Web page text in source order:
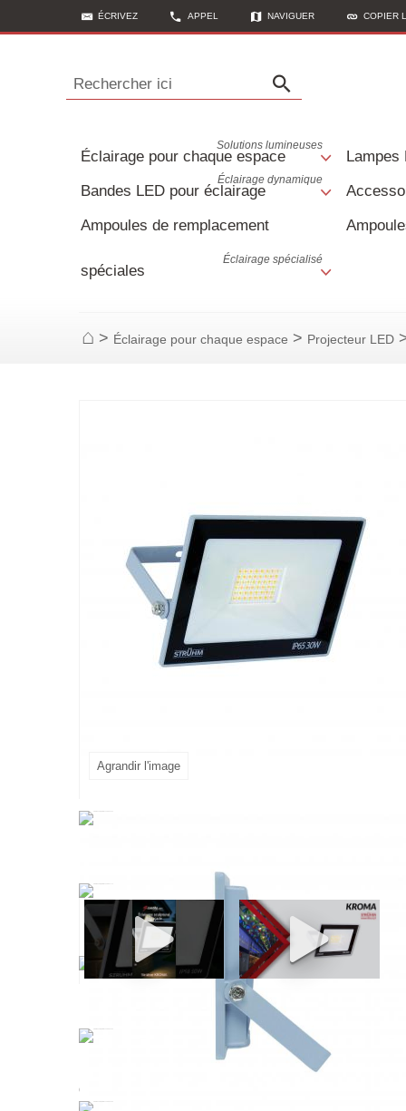
ÉCRIVEZ APPEL NAVIGUER COPIER
Rechercher ici
Éclairage pour chaque espace
Solutions lumineuses
Lampes
Bandes LED pour éclairage
Éclairage dynamique
Ampoules de remplacement
spéciales
Éclairage spécialisé
Page d'accueil
> Éclairage pour chaque espace > Projecteur LED
Agrandir l'image
environnement avec la
pointe à un design exceptionnel pour des
d'illumination vibrante. Profitez d'économies